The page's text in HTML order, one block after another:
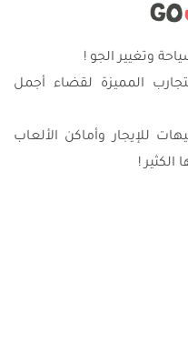
وتغيير الجو !
المميزة لقضاء أجمل
للإيجار وأماكن الألعاب
الكثير !